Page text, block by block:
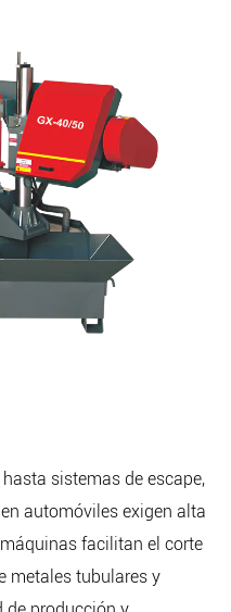
sistemas de escape,
automóviles exigen alta
facilitan el corte
metales tubulares y